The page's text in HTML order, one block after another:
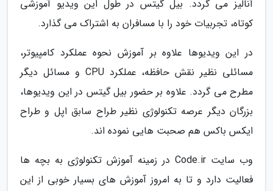
آنالیز می گردد. بیل گیتس در طول این ویدیو آموزشی
کوتاه، تجربیات خود را با مسافران به اشتراک می گذارد.
در این ویدیوها علاوه بر آموزش نحوه عملکرد کامپیوتر،
مسائلی نظیر نقش حافظه، عملکرد CPU و مسائل دیگر
مطرح می گردد. علاوه بر حضور بیل گیتس در این ویدیوها،
بزرگان دیگر عرصه تکنولوژی نظیر طراح سابق اپل و طراح
ایکس باکس هم صحبت هایی نموده اند.
وب سایت Code.ir در زمینه آموزش تکنولوژی به بچه ها
فعالیت دارد و تا به امروز آموزش های بسیار خوبی از این